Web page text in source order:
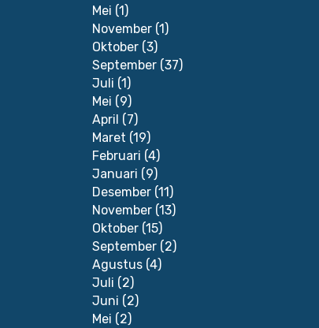
Mei (1)
November (1)
Oktober (3)
September (37)
Juli (1)
Mei (9)
April (7)
Maret (19)
Februari (4)
Januari (9)
Desember (11)
November (13)
Oktober (15)
September (2)
Agustus (4)
Juli (2)
Juni (2)
Mei (2)